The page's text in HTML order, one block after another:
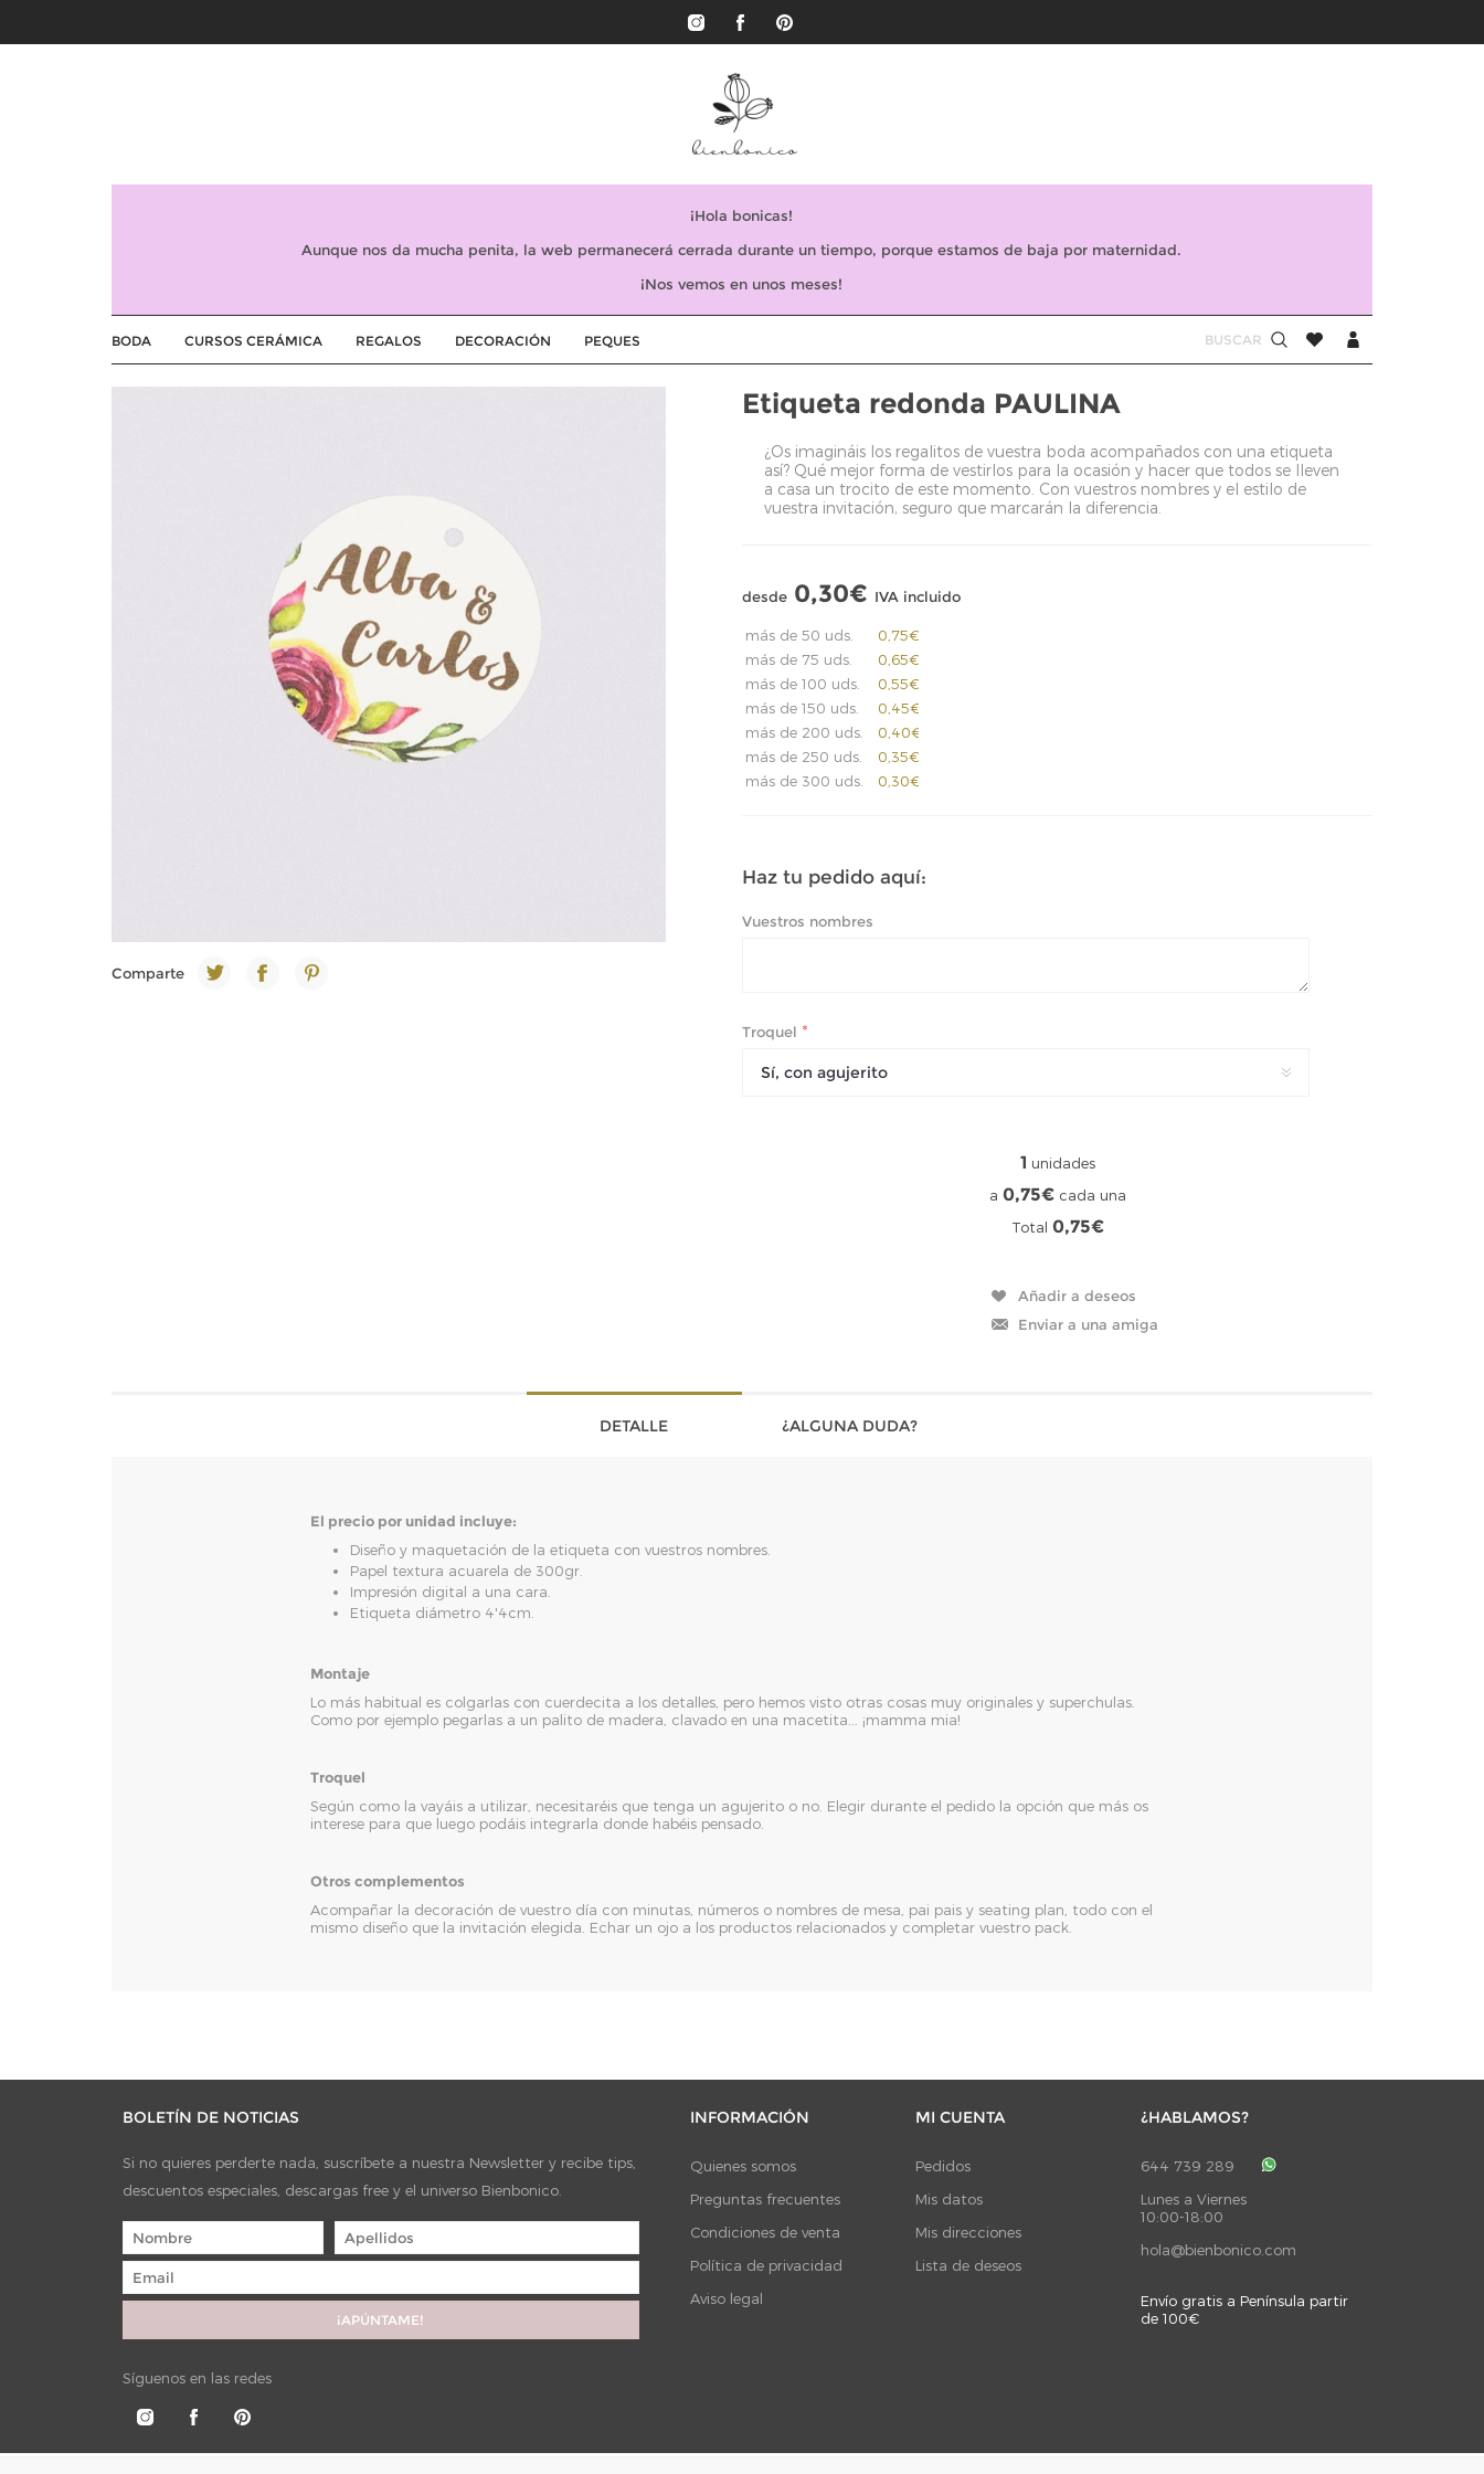
¡Hola bonicas!
Aunque nos da mucha penita, la web permanecerá cerrada durante un tiempo, porque estamos de baja por maternidad.
¡Nos vemos en unos meses!
BODA CURSOS CERÁMICA REGALOS DECORACIÓN PEQUES
Comparte
Etiqueta redonda PAULINA
¿Os imagináis los regalitos de vuestra boda acompañados con una etiqueta
así? Qué mejor forma de vestirlos para la ocasión y hacer que todos se lleven
a casa un trocito de este momento. Con vuestros nombres y el estilo de
vuestra invitación, seguro que marcarán la diferencia.
desde 0,30€ IVA incluido
más de 50 uds.
más de 75 uds.
más de 100 uds.
más de 150 uds.
más de 200 uds.
más de 250 uds.
más de 300 uds.
0,75€
0,65€
0,55€
0,45€
0,40€
0,35€
0,30€
Haz tu pedido aquí:
Vuestros nombres
Troquel *
Sí, con agujerito
1 unidades
a 0,75€cada una
Total 0,75€
DETALLE ¿ALGUNA DUDA?
El precio por unidad incluye:
Diseño y maquetación de la etiqueta con vuestros nombres.
Papel textura acuarela de 300gr.
Impresión digital a una cara.
Etiqueta diámetro 4'4cm.
Montaje
Lo más habitual es colgarlas con cuerdecita a los detalles, pero hemos visto otras cosas muy originales y superchulas.
Como por ejemplo pegarlas a un palito de madera, clavado en una macetita... ¡mamma mia!
Troquel
Según como la vayáis a utilizar, necesitaréis que tenga un agujerito o no. Elegir durante el pedido la opción que más os
interese para que luego podáis integrarla donde habéis pensado.
Otros complementos
Acompañar la decoración de vuestro día con minutas, números o nombres de mesa, pai pais y seating plan, todo con el
mismo diseño que la invitación elegida. Echar un ojo a los productos relacionados y completar vuestro pack.
BOLETÍN DE NOTICIAS
Si no quieres perderte nada, suscríbete a nuestra Newsletter y recibe tips,
descuentos especiales, descargas free y el universo Bienbonico.
Síguenos en las redes
INFORMACIÓN
Quienes somos
Preguntas frecuentes
Condiciones de venta
Política de privacidad
Aviso legal
MI CUENTA
Pedidos
Mis datos
Mis direcciones
Lista de deseos
¿HABLAMOS?
644 739 289
Lunes a Viernes
10:00-18:00
hola@bienbonico.com
Envío gratis a Península partir
de 100€